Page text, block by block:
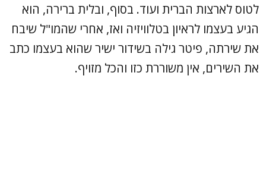
לטוס לארצות הברית ועוד. בסוף, ובלית ברירה, הוא
הגיע בעצמו לראיון בטלוויזיה ואז, אחרי שהמו"ל שיבח
את שירתה, פיטר גילה בשידור ישיר שהוא בעצמו כתב
את השירים, אין משוררת כזו והכל מזויף.